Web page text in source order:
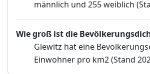
männlich und 255 weiblich
Wie groß ist die
Glewitz hat eine
Einwohner pro km2 (Stand